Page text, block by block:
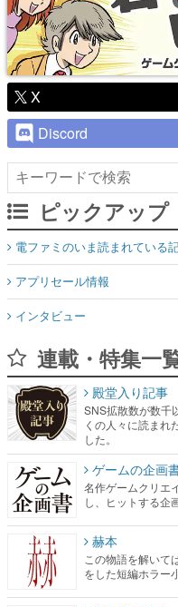
X
Discord
ピックアップ
電ファミのいま読まれている
アプリセール情報
インタビュー
連載・特集一
殿堂入り記事
SNS拡散数が数千
くの人々に読まれ
した。
ゲームの企画
名作ゲームクリエ
し、ヒットする企
赫本
この物語を解いて
をした短編ホラー